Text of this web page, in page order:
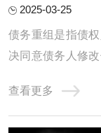
2025-03-25
债务重组是指债
决同意债务人修
的，均作为债务
原则和程序，包
查看更多